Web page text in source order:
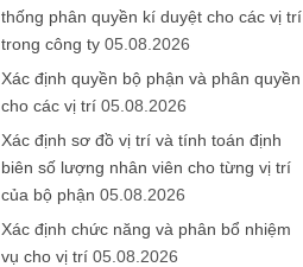
thống phân quyền kí duyệt cho các vị trí
trong công ty 05.08.2026
Xác định quyền bộ phận và phân quyền
cho các vị trí 05.08.2026
Xác định sơ đồ vị trí và tính toán định
biên số lượng nhân viên cho từng vị trí
của bộ phận 05.08.2026
Xác định chức năng và phân bổ nhiệm
vụ cho vị trí 05.08.2026